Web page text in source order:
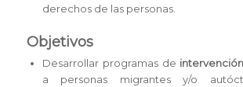
derechos de las personas.
Objetivos
Desarrollar programas de
a personas migrantes y/o